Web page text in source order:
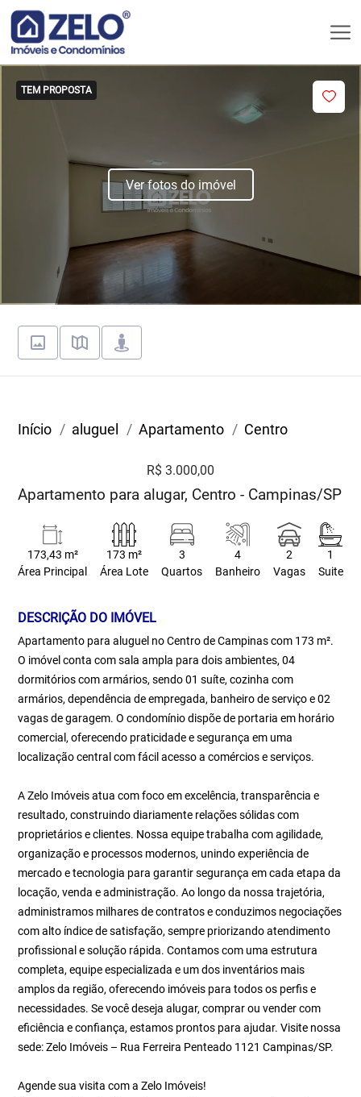
TEM PROPOSTA
Ver fotos do imóvel
Início aluguel Apartamento Centro
R$ 3.000,00
Apartamento para alugar, Centro - Campinas/SP
173,43 m²
Área Principal
173 m²
Área Lote
3
Quartos
4
Banheiro
2
Vagas
1
Suite
DESCRIÇÃO DO IMÓVEL
Apartamento para aluguel no Centro de Campinas com 173 m².
O imóvel conta com sala ampla para dois ambientes, 04
dormitórios com armários, sendo 01 suíte, cozinha com
armários, dependência de empregada, banheiro de serviço e 02
vagas de garagem. O condomínio dispõe de portaria em horário
comercial, oferecendo praticidade e segurança em uma
localização central com fácil acesso a comércios e serviços.
A Zelo Imóveis atua com foco em excelência, transparência e
resultado, construindo diariamente relações sólidas com
proprietários e clientes. Nossa equipe trabalha com agilidade,
organização e processos modernos, unindo experiência de
mercado e tecnologia para garantir segurança em cada etapa da
locação, venda e administração. Ao longo da nossa trajetória,
administramos milhares de contratos e conduzimos negociações
com alto índice de satisfação, sempre priorizando atendimento
profissional e solução rápida. Contamos com uma estrutura
completa, equipe especializada e um dos inventários mais
amplos da região, oferecendo imóveis para todos os perfis e
necessidades. Se você deseja alugar, comprar ou vender com
eficiência e confiança, estamos prontos para ajudar. Visite nossa
sede: Zelo Imóveis – Rua Ferreira Penteado 1121 Campinas/SP.
Agende sua visita com a Zelo Imóveis!